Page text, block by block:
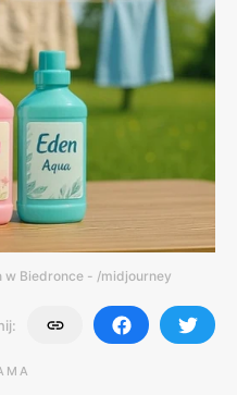
w Biedronce - /midjourney